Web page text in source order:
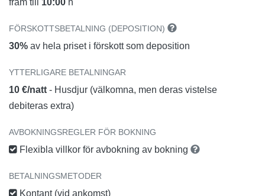
fram till 10:00 h
FÖRSKOTTSBETALNING (DEPOSITION)
30% av hela priset i förskott som deposition
YTTERLIGARE BETALNINGAR
10 €/natt - Husdjur (välkomna, men deras vistelse
debiteras extra)
AVBOKNINGSREGLER FÖR BOKNING
Flexibla villkor för avbokning av bokning
BETALNINGSMETODER
Kontant (vid ankomst)